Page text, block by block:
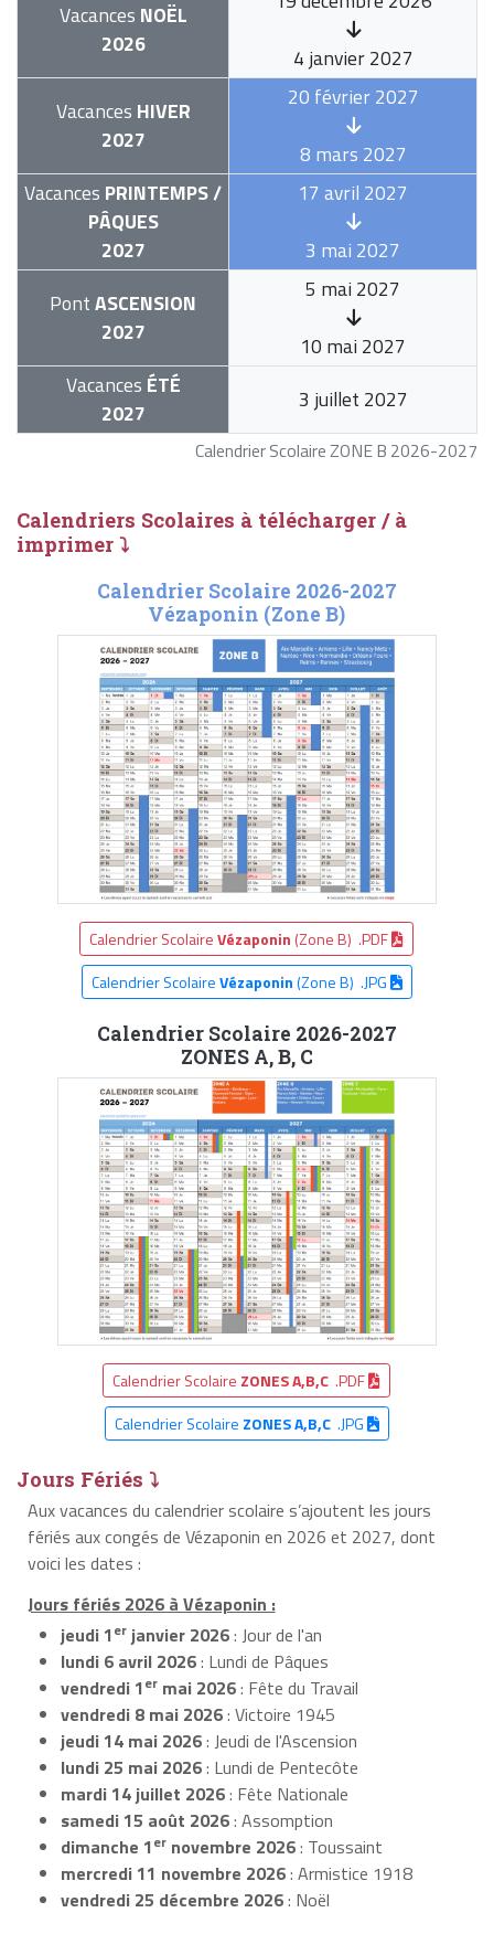
Calendrier Scolaire ZONE B 2026-2027
Vacances NOËL
2026
4 janvier 2027
Vacances HIVER
2027
20 février 2027
8 mars 2027
Vacances PRINTEMPS /
PÂQUES
2027
17 avril 2027
3 mai 2027
PontASCENSION
2027
5 mai 2027
10 mai 2027
Vacances ÉTÉ
2027
3 juillet 2027
Calendriers Scolaires à télécharger / à
imprimer ⤵
Calendrier Scolaire 2026-2027
Vézaponin (Zone B)
Calendrier ScolaireVézaponin (Zone B) .PDF
Calendrier ScolaireVézaponin(Zone B) .JPG
Calendrier Scolaire 2026-2027
ZONES A, B, C
Calendrier Scolaire ZONES A,B,C .PDF
Calendrier Scolaire ZONES A,B,C.JPG
Jours Fériés ⤵
Aux vacances du calendrier scolaire s’ajoutent les jours
fériés aux congés de Vézaponin en 2026 et 2027, dont
voici les dates :
Jours fériés 2026 à Vézaponin :
jeudi 1er janvier 2026: Jour de l'an
lundi 6 avril 2026: Lundi de Pâques
vendredi 1er mai 2026: Fête du Travail
vendredi 8 mai 2026: Victoire 1945
jeudi 14 mai 2026: Jeudi de l'Ascension
lundi 25 mai 2026: Lundi de Pentecôte
mardi 14 juillet 2026: Fête Nationale
samedi 15 août 2026: Assomption
dimanche 1er novembre 2026: Toussaint
mercredi 11 novembre 2026: Armistice 1918
vendredi 25 décembre 2026: Noël